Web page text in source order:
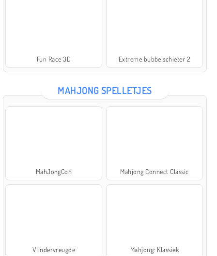
Fun Race 3D Extreme bubbelschieter 2
MAHJONG SPELLETJES
MahJongCon Mahjong Connect Classic
Vlindervreugde Mahjong: Klassiek